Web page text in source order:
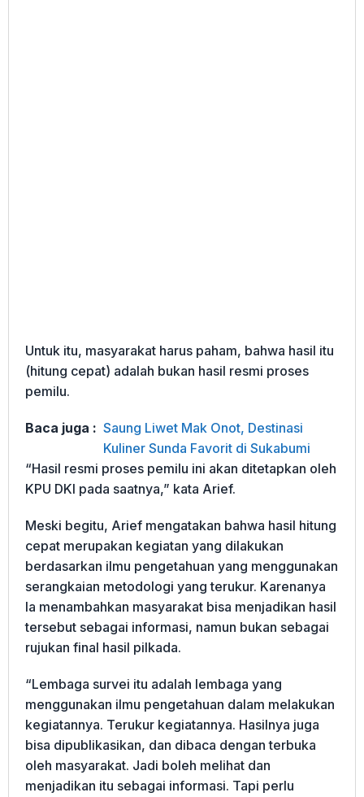
Untuk itu, masyarakat harus paham, bahwa hasil itu
(hitung cepat) adalah bukan hasil resmi proses
pemilu.
Baca juga : Saung Liwet Mak Onot, Destinasi
Kuliner Sunda Favorit di Sukabumi
“Hasil resmi proses pemilu ini akan ditetapkan oleh
KPU DKI pada saatnya,” kata Arief.
Meski begitu, Arief mengatakan bahwa hasil hitung
cepat merupakan kegiatan yang dilakukan
berdasarkan ilmu pengetahuan yang menggunakan
serangkaian metodologi yang terukur. Karenanya
Ia menambahkan masyarakat bisa menjadikan hasil
tersebut sebagai informasi, namun bukan sebagai
rujukan final hasil pilkada.
“Lembaga survei itu adalah lembaga yang
menggunakan ilmu pengetahuan dalam melakukan
kegiatannya. Terukur kegiatannya. Hasilnya juga
bisa dipublikasikan, dan dibaca dengan terbuka
oleh masyarakat. Jadi boleh melihat dan
menjadikan itu sebagai informasi. Tapi perlu